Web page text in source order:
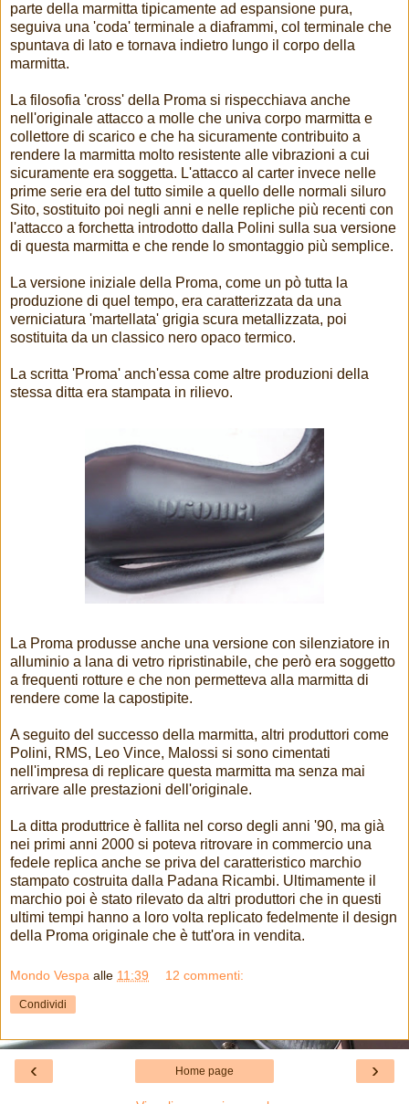
parte della marmitta tipicamente ad espansione pura,
seguiva una 'coda' terminale a diaframmi, col terminale che
spuntava di lato e tornava indietro lungo il corpo della
marmitta.
La filosofia 'cross' della Proma si rispecchiava anche
nell'originale attacco a molle che univa corpo marmitta e
collettore di scarico e che ha sicuramente contribuito a
rendere la marmitta molto resistente alle vibrazioni a cui
sicuramente era soggetta. L'attacco al carter invece nelle
prime serie era del tutto simile a quello delle normali siluro
Sito, sostituito poi negli anni e nelle repliche più recenti con
l'attacco a forchetta introdotto dalla Polini sulla sua versione
di questa marmitta e che rende lo smontaggio più semplice.
La versione iniziale della Proma, come un pò tutta la
produzione di quel tempo, era caratterizzata da una
verniciatura 'martellata' grigia scura metallizzata, poi
sostituita da un classico nero opaco termico.
La scritta 'Proma' anch'essa come altre produzioni della
stessa ditta era stampata in rilievo.
La Proma produsse anche una versione con silenziatore in
alluminio a lana di vetro ripristinabile, che però era soggetto
a frequenti rotture e che non permetteva alla marmitta di
rendere come la capostipite.
A seguito del successo della marmitta, altri produttori come
Polini, RMS, Leo Vince, Malossi si sono cimentati
nell'impresa di replicare questa marmitta ma senza mai
arrivare alle prestazioni dell'originale.
La ditta produttrice è fallita nel corso degli anni '90, ma già
nei primi anni 2000 si poteva ritrovare in commercio una
fedele replica anche se priva del caratteristico marchio
stampato costruita dalla Padana Ricambi. Ultimamente il
marchio poi è stato rilevato da altri produttori che in questi
ultimi tempi hanno a loro volta replicato fedelmente il design
della Proma originale che è tutt'ora in vendita.
Mondo Vespa alle 11:39 12 commenti:
Condividi
‹ ›
Home page